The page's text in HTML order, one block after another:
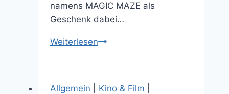
namens MAGIC MAZE als
Geschenk dabei…
WeiterlesenIrrwitziges
Sprechverbot:
Allgemein Kino & Film